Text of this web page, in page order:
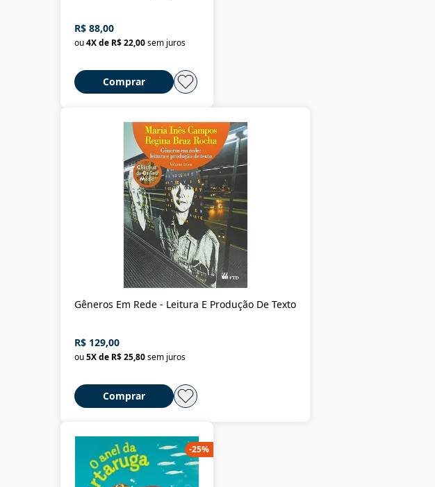
R$ 88,00
ou4X de R$ 22,00sem juros
Comprar
Gêneros Em Rede - Leitura E Produção De Texto
R$ 129,00
ou5X de R$ 25,80sem juros
Comprar
-25%